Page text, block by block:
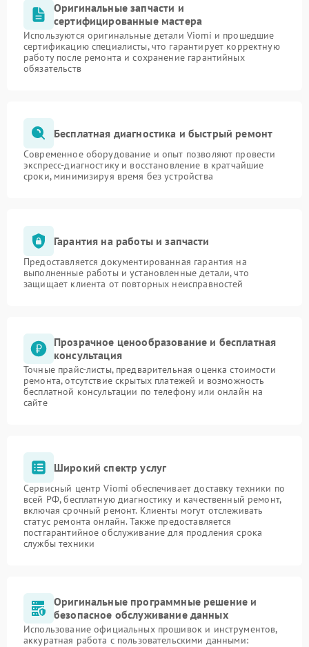
Оригинальные запчасти и
сертифицированные мастера
Используются оригинальные детали Viomi и прошедшие
сертификацию специалисты, что гарантирует корректную
работу после ремонта и сохранение гарантийных
обязательств
Бесплатная диагностика и быстрый ремонт
Современное оборудование и опыт позволяют провести
экспресс-диагностику и восстановление в кратчайшие
сроки, минимизируя время без устройства
Гарантия на работы и запчасти
Предоставляется документированная гарантия на
выполненные работы и установленные детали, что
защищает клиента от повторных неисправностей
Прозрачное ценообразование и бесплатная
консультация
Точные прайс-листы, предварительная оценка стоимости
ремонта, отсутствие скрытых платежей и возможность
бесплатной консультации по телефону или онлайн на
сайте
Широкий спектр услуг
Сервисный центр Viomi обеспечивает доставку техники по
всей РФ, бесплатную диагностику и качественный ремонт,
включая срочный ремонт. Клиенты могут отслеживать
статус ремонта онлайн. Также предоставляется
постгарантийное обслуживание для продления срока
службы техники
Оригинальные программные решение и
безопасное обслуживание данных
Использование официальных прошивок и инструментов,
аккуратная работа с пользовательскими данными: